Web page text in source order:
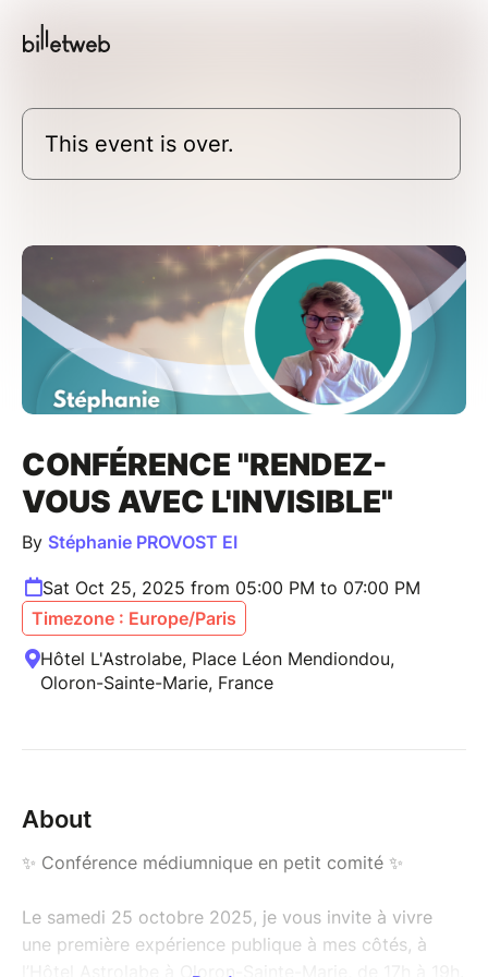
This event is over.
CONFÉRENCE "RENDEZ-
VOUS AVEC L'INVISIBLE"
By Stéphanie PROVOST EI
Sat Oct 25, 2025 from 05:00 PM to 07:00 PM
Timezone : Europe/Paris
Hôtel L'Astrolabe, Place Léon Mendiondou,
Oloron-Sainte-Marie, France
About
✨ Conférence médiumnique en petit comité ✨
Le samedi 25 octobre 2025, je vous invite à vivre
une première expérience publique à mes côtés, à
l’Hôtel Astrolabe à Oloron-Sainte-Marie, de 17h à 19h.